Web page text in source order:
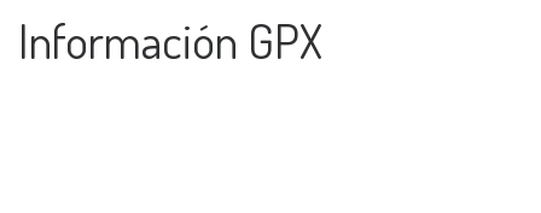
Información GPX